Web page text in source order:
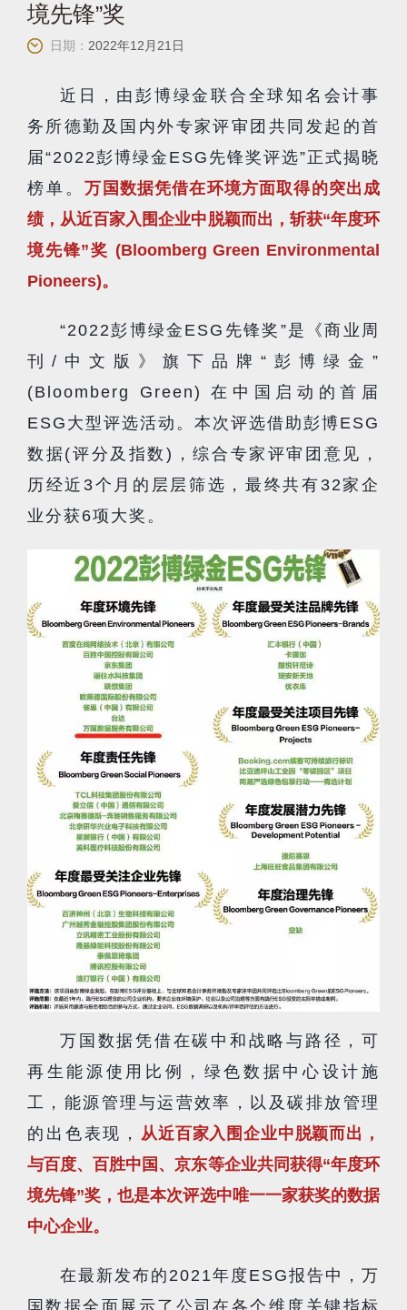
境先锋”奖
日期： 2022年12月21日
近日，由彭博绿金联合全球知名会计事
务所德勤及国内外专家评审团共同发起的首
届“2022彭博绿金ESG先锋奖评选”正式揭晓
榜单。万国数据凭借在环境方面取得的突出成
绩，从近百家入围企业中脱颖而出，斩获“年度环
境先锋”奖 (Bloomberg Green Environmental
Pioneers)。
“2022彭博绿金ESG先锋奖”是《商业周
刊/中文版》旗下品牌“彭博绿金”
(Bloomberg Green) 在中国启动的首届
ESG大型评选活动。本次评选借助彭博ESG
数据(评分及指数)，综合专家评审团意见，
历经近3个月的层层筛选，最终共有32家企
业分获6项大奖。
万国数据凭借在碳中和战略与路径，可
再生能源使用比例，绿色数据中心设计施
工，能源管理与运营效率，以及碳排放管理
的出色表现， 从近百家入围企业中脱颖而出，
与百度、百胜中国、京东等企业共同获得“年度环
境先锋”奖，也是本次评选中唯一一家获奖的数据
中心企业。
在最新发布的2021年度ESG报告中，万
国数据全面展示了公司在各个维度关键指标